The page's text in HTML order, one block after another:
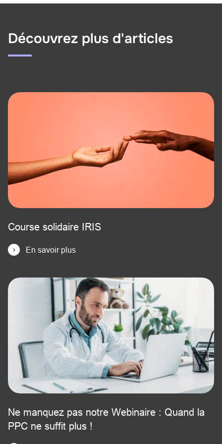
Découvrez plus d'articles
Course solidaire IRIS
En savoir plus
Ne manquez pas notre Webinaire : Quand la
PPC ne suffit plus !